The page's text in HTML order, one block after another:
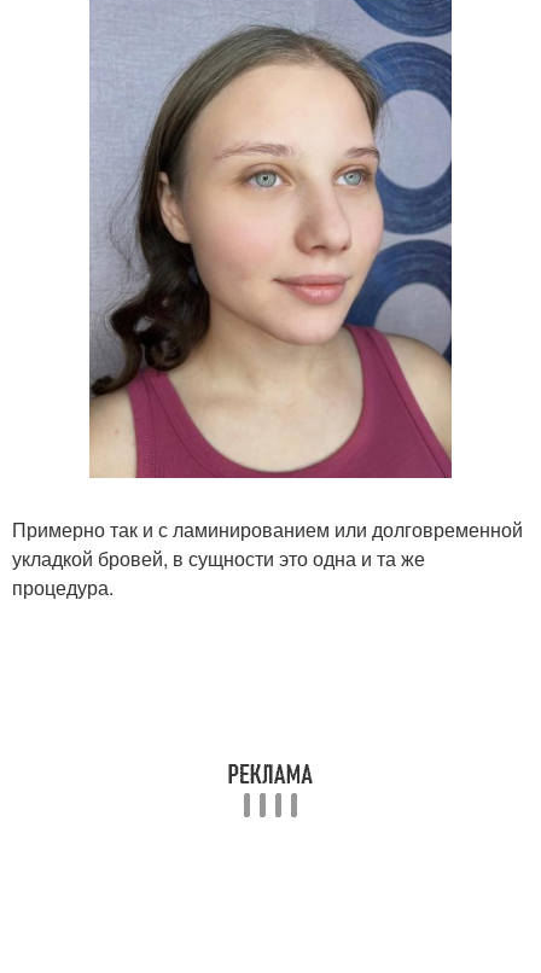
Примерно так и с ламинированием или долговременной
укладкой бровей, в сущности это одна и та же
процедура.